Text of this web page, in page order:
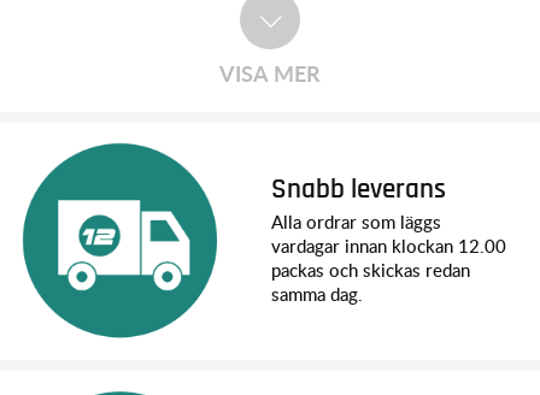
VISA MER
Snabb leverans
Alla ordrar som läggs
vardagar innan klockan 12.00
packas och skickas redan
samma dag.